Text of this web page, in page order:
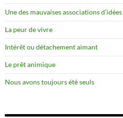
Une des mauvaises associations d’idées
La peur de vivre
Intérêt ou détachement aimant
Le prêt animique
Nous avons toujours été seuls